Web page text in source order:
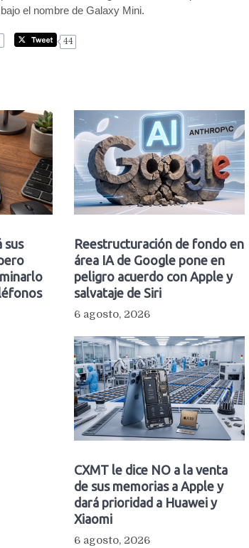
el nombre de Galaxy Mini.
44
sus
Reestructuración de fondo en
área IA de Google pone en
peligro acuerdo con Apple y
salvataje de Siri
6 agosto, 2026
CXMT le dice NO a la venta
de sus memorias a Apple y
dará prioridad a Huawei y
Xiaomi
6 agosto, 2026